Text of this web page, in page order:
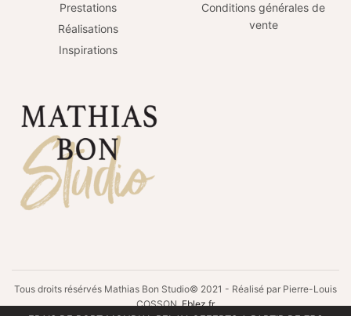
Prestations
Réalisations
Inspirations
Conditions générales de
vente
Tous droits résérvés Mathias Bon Studio© 2021 - Réalisé par Pierre-Louis
COSSONEblez.fr